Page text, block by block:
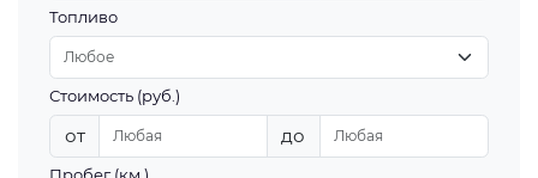
Топливо
Стоимость (руб.)
от до